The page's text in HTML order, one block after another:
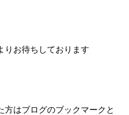
りお待ちしております
はブログのブックマークと